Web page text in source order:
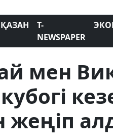
T-
NEWSPAPER
мен
жеңіп